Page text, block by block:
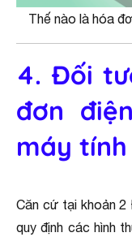
Thế nào là hóa
4. Đối
đơn
máy
Căn cứ tại khoản 2
quy định các hình